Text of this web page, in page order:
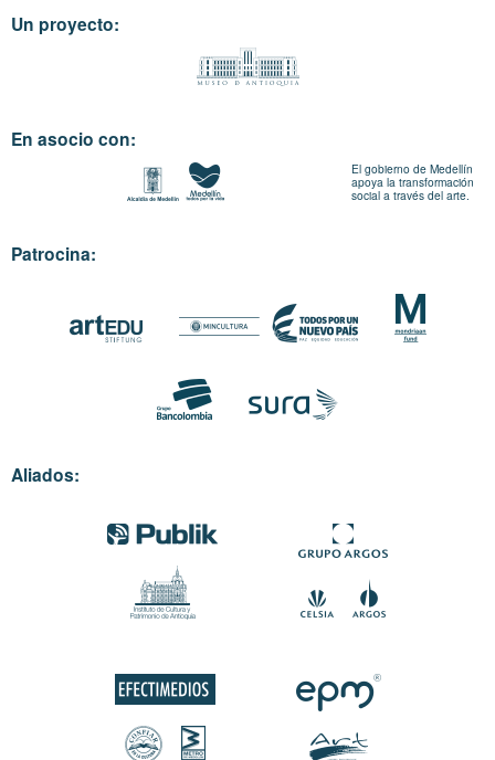
Un proyecto:
En asocio con:
El gobierno de Medellín
apoya la transformación
social a través del arte.
Patrocina:
Aliados: